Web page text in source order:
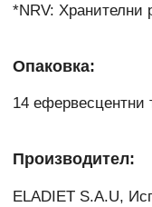
*NRV: Хранителни
Опаковка:
14 ефервесцентни
Производител:
ELADIET S.A.U,